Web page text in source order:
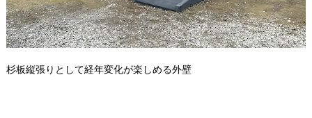
杉板縦張りとして経年変化が楽しめる外壁